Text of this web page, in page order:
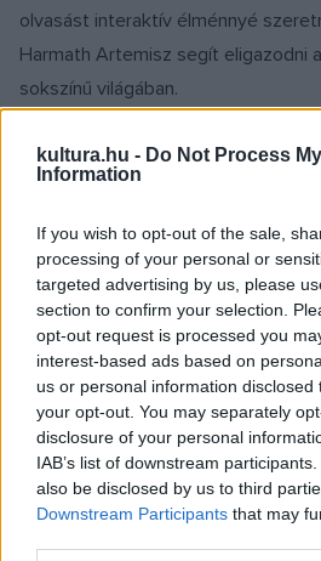
kultura.hu - Do Not Process
Information
If you wish to opt-out of the sale,
processing of your personal or
targeted advertising by us, please
section to confirm your selection.
opt-out request is processed you
interest-based ads based on
us or personal information
your opt-out. You may separately
disclosure of your personal
IAB’s list of downstream
also be disclosed by us to third
Downstream Participants that may
olvasást interaktív élménnyé
Harmath Artemisz segít eligazodni
sokszínű világában.
PROGRAM
KÉPRIPORT
KÉPZŐ
A Fénydómban a szürke
ideiglenes, színes
is szakadozott
Bő két hétre a nagyközönség előtt
viszontagságos sorsú Biodóm
jelenségek által inspirált
installációk idézik meg az